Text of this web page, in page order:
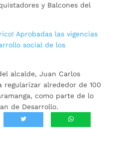
y Balcones del
Aprobadas las vigencias
social de los
alcalde, Juan Carlos
regularizar alrededor de 100
como parte de lo
de Desarrollo.